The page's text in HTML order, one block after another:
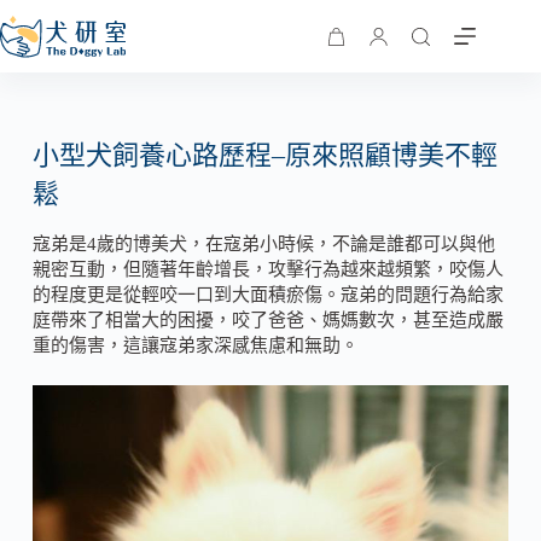
小型犬飼養心路歷程–原來照顧博美不輕
鬆
寇弟是4歲的博美犬，在寇弟小時候，不論是誰都可以與他
親密互動，但隨著年齡增長，攻擊行為越來越頻繁，咬傷人
的程度更是從輕咬一口到大面積瘀傷。寇弟的問題行為給家
庭帶來了相當大的困擾，咬了爸爸、媽媽數次，甚至造成嚴
重的傷害，這讓寇弟家深感焦慮和無助。